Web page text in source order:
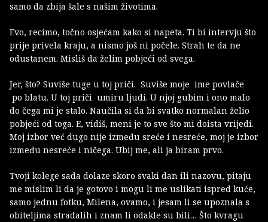
samo da zbija šale s našim životima.
Evo, recimo, točno osjećam kako si napeta. Ti bi intervju što
prije privela kraju, a nismo još ni počele. Strah te da ne
odustanem. Misliš da želim pobjeći od svega.
Jer, što? Suviše tuge u toj priči. Suviše moje ime povlače
po blatu. U toj priči umiru ljudi. U njoj gubim i ono malo
do čega mi je stalo. Naučila si da bi svatko normalan želio
pobjeći od toga. E, vidiš, meni je to sve što mi doista vrijedi.
Moj izbor već dugo nije između sreće i nesreće, moj je izbor
između nesreće i ničega. Ubij me, ali ja biram prvo.
Tvoji kolege sada dolaze skoro svaki dan ili nazovu, pitaju
me mislim li da je gotovo i mogu li me uslikati ispred kuće,
samo jednu fotku, Milena, ovamo, i jesam li se upoznala s
obiteljima stradalih i znam li odakle su bili… Što kvragu